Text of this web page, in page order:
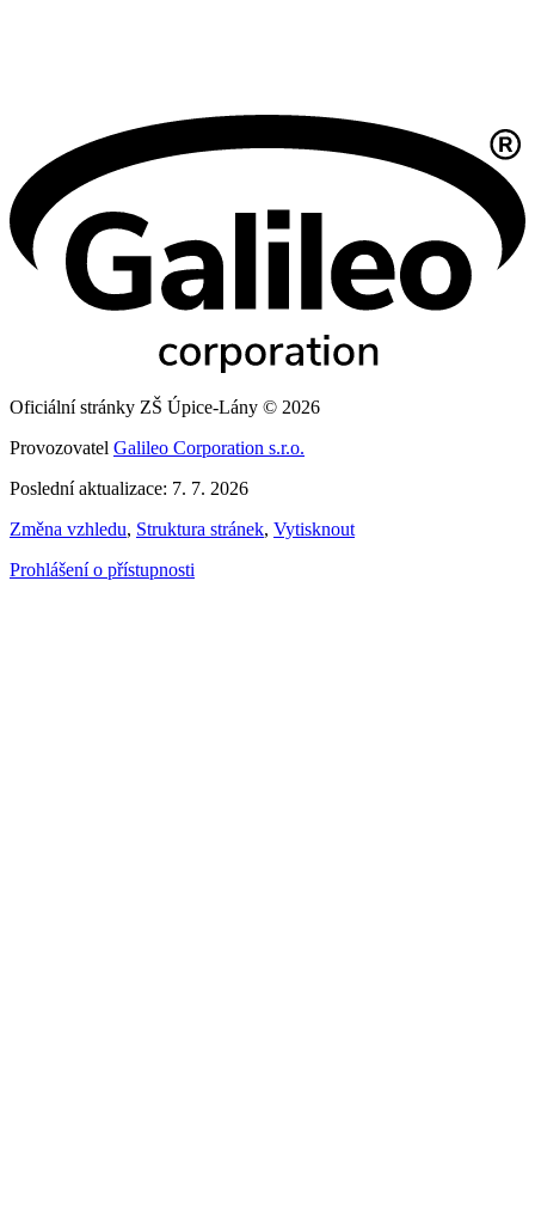
Oficiální stránky ZŠ Úpice-Lány © 2026
Provozovatel Galileo Corporation s.r.o.
Poslední aktualizace: 7. 7. 2026
Změna vzhledu, Struktura stránek, Vytisknout
Prohlášení o přístupnosti